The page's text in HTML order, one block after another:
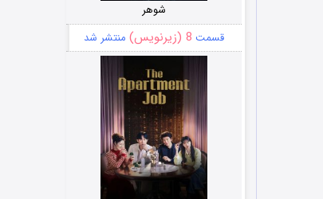
شوهر
قسمت 8 (زیرنویس) منتشر شد